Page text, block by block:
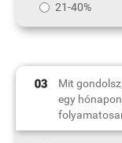
21-40%
Mit
egy